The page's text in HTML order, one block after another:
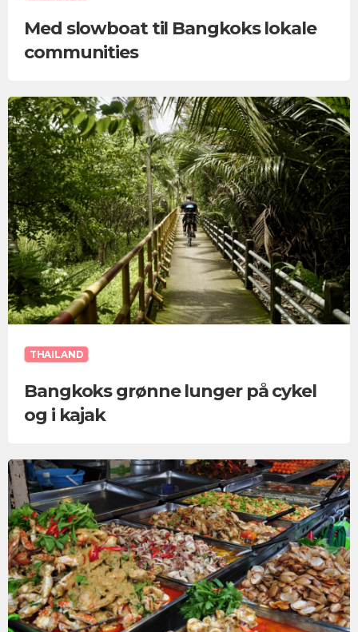
Med slowboat til Bangkoks lokale
communities
THAILAND
Bangkoks grønne lunger på cykel
og i kajak